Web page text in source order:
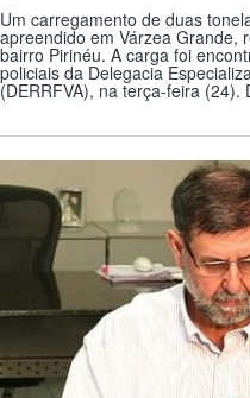
Um carregamento de duas
apreendido em Várzea Grande,
bairro Pirinéu. A carga foi
policiais da Delegacia
(DERRFVA), na terça-feira (24).